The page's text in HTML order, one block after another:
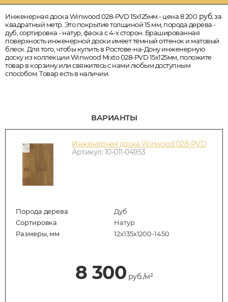
Инженерная доска Winwood 028-PVD 15х125мм - цена 8 200 руб.за
квадратный метр. Это покрытие толщиной 15 мм, порода дерева -
дуб, сортировка - натур, фаска с 4-х сторон. Брашированная
поверхность инженерной доски имеет тёмный оттенок и матовый
блеск. Для того, чтобы купить в Ростове-на-Дону инженерную
доску из коллекции Winwood Mixto 028-PVD 15х125мм, положите
товар в корзину или свяжитесь с нами любым доступным
способом. Товар есть в наличии.
ВАРИАНТЫ
Инженерная доска Winwood 028-PVD
Артикул: 10-011-04953
Порода дерева
Дуб
Сортировка
Натур
Размеры, мм
12х135х1200-1450
8 300 руб./м²